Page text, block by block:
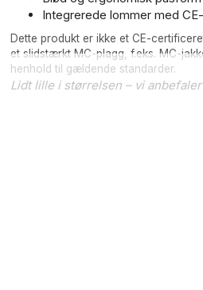
Integrerede lommer med
Dette produkt er ikke et CE-
et slidstærkt MC-plagg, f.eks. MC-
henhold til gældende standarder.
Lidt lille i størrelsen – vi